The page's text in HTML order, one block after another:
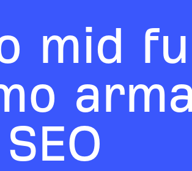
mid